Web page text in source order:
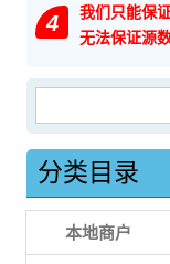
4
我们只能保
无法保证源
分类目录
本地商户